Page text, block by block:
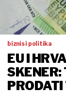
biznis i politika
EU I
SKENER: